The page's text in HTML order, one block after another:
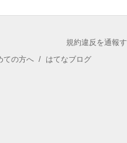
規約違反を通報
ての方へ / はてなブログ